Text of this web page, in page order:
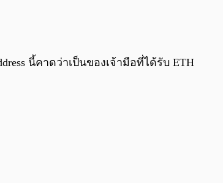
นี้คาดว่าเป็นของเจ้ามือที่ได้รับ ETH